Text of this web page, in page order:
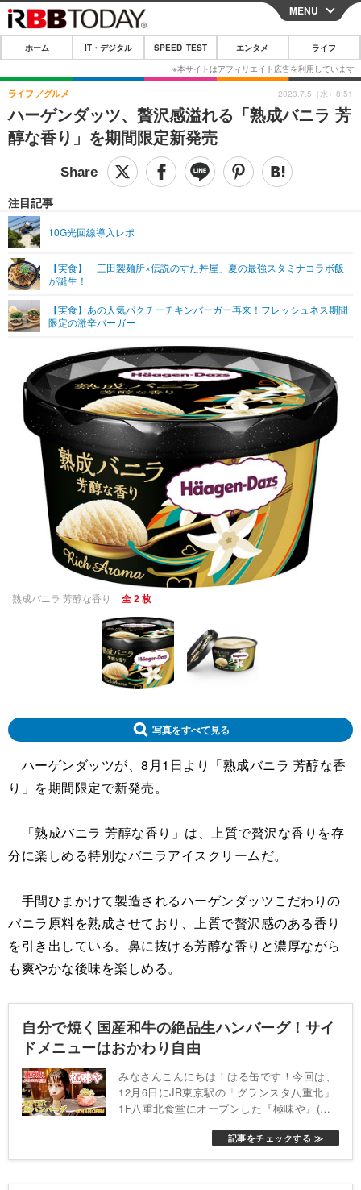
CLOSE
ホーム
IT・デジタル
IT・デジタルTOP スマートフォン
ネタ
ショッピング その他
SPEED TEST
エンタメTOP 映画・ドラマ
グラビア
ショッピング その他
ライフTOP
その他
リリース一覧
プッシュ通知の停止方法
MENU
ホーム IT・デジタル SPEED TEST エンタメ ライフ
ハーゲンダッツ、贅沢感溢れる「熟成バニラ 芳
醇な香り」を期間限定新発売
ライフ グルメ
注目記事
10G光回線導入レポ
【実食】「三田製麺所×伝説のすた丼屋」夏の最強スタミナコラボ飯
が誕生！
【実食】あの人気パクチーチキンバーガー再来！フレッシュネス期間
限定の激辛バーガー
2023.7.5（水）8:51
熟成バニラ 芳醇な香り 全 2 枚
写真をすべて見る
ハーゲンダッツが、8月1日より「熟成バニラ 芳醇な香
り」を期間限定で新発売。
「熟成バニラ 芳醇な香り」は、上質で贅沢な香りを存
分に楽しめる特別なバニラアイスクリームだ。
手間ひまかけて製造されるハーゲンダッツこだわりの
バニラ原料を熟成させており、上質で贅沢感のある香り
を引き出している。鼻に抜ける芳醇な香りと濃厚ながら
も爽やかな後味を楽しめる。
自分で焼く国産和牛の絶品生ハンバーグ！サイ
ドメニューはおかわり自由
みなさんこんにちは！はる缶です！今回は、
12月6日にJR東京駅の「グランスタ八重北」
1F八重北食堂にオープンした『極味や』(き
記事をチェックする ≫